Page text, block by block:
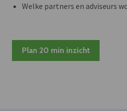
Welke partners en adviseurs
Plan 20 min inzicht